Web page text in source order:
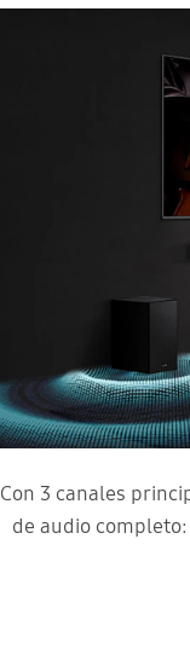
Con 3 canales
de audio